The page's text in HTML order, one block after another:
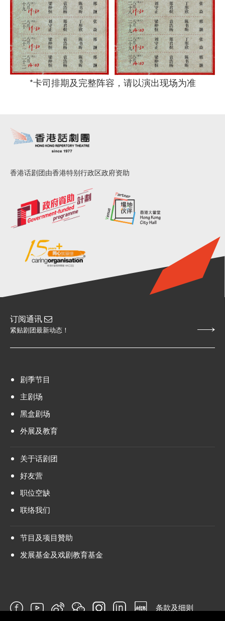
*卡司排期及完整阵容，请以演出现场为准
香港话剧团由香港特别行政区政府资助
订阅通讯
紧贴剧团最新动态！
剧季节目
主剧场
黑盒剧场
外展及教育
关于话剧团
好友营
职位空缺
联络我们
节目及项目贊助
发展基金及戏剧教育基金
条款及细则